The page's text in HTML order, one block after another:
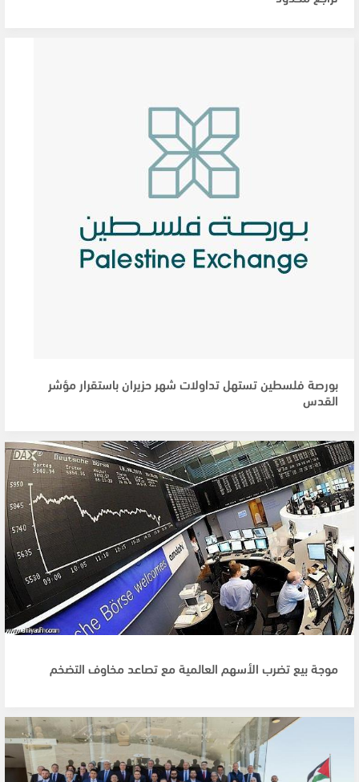
بورصة فلسطين تستهل تداولات شهر حزيران باستقرار مؤشر
القدس
موجة بيع تضرب الأسهم العالمية مع تصاعد مخاوف التضخم